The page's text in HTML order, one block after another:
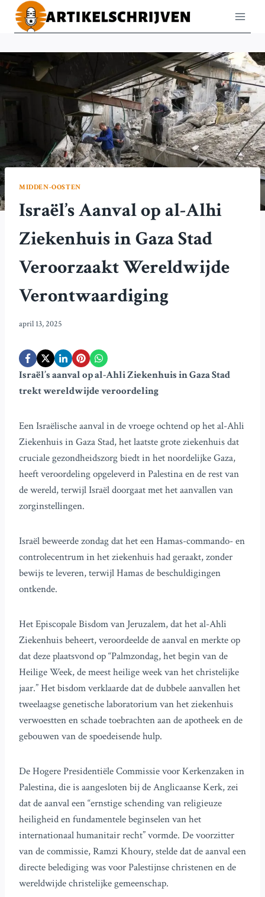
Doorgaan
naar
MIDDEN-OOSTEN
Israël’s Aanval op al-Alhi
Ziekenhuis in Gaza Stad
Veroorzaakt Wereldwijde
Verontwaardiging
april 13, 2025
Israël’s aanval op al-Ahli Ziekenhuis in Gaza Stad
trekt wereldwijde veroordeling
Een Israëlische aanval in de vroege ochtend op het al-Ahli
Ziekenhuis in Gaza Stad, het laatste grote ziekenhuis dat
cruciale gezondheidszorg biedt in het noordelijke Gaza,
heeft veroordeling opgeleverd in Palestina en de rest van
de wereld, terwijl Israël doorgaat met het aanvallen van
zorginstellingen.
Israël beweerde zondag dat het een Hamas-commando- en
controlecentrum in het ziekenhuis had geraakt, zonder
bewijs te leveren, terwijl Hamas de beschuldigingen
ontkende.
Het Episcopale Bisdom van Jeruzalem, dat het al-Ahli
Ziekenhuis beheert, veroordeelde de aanval en merkte op
dat deze plaatsvond op “Palmzondag, het begin van de
Heilige Week, de meest heilige week van het christelijke
jaar.” Het bisdom verklaarde dat de dubbele aanvallen het
tweelaagse genetische laboratorium van het ziekenhuis
verwoestten en schade toebrachten aan de apotheek en de
gebouwen van de spoedeisende hulp.
De Hogere Presidentiële Commissie voor Kerkenzaken in
Palestina, die is aangesloten bij de Anglicaanse Kerk, zei
dat de aanval een “ernstige schending van religieuze
heiligheid en fundamentele beginselen van het
internationaal humanitair recht” vormde. De voorzitter
van de commissie, Ramzi Khoury, stelde dat de aanval een
directe belediging was voor Palestijnse christenen en de
wereldwijde christelijke gemeenschap.